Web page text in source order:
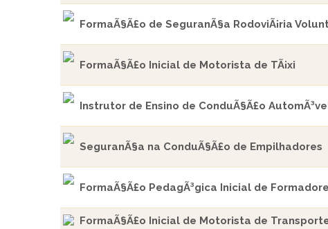
FormaÃ§Ã£o de SeguranÃ§a RodoviÃ¡ria
FormaÃ§Ã£o Inicial de Motorista de TÃ¡xi
Instrutor de Ensino de ConduÃ§Ã£o
SeguranÃ§a na ConduÃ§Ã£o de Empilhadores
FormaÃ§Ã£o PedagÃ³gica Inicial de
FormaÃ§Ã£o Inicial de Motorista de